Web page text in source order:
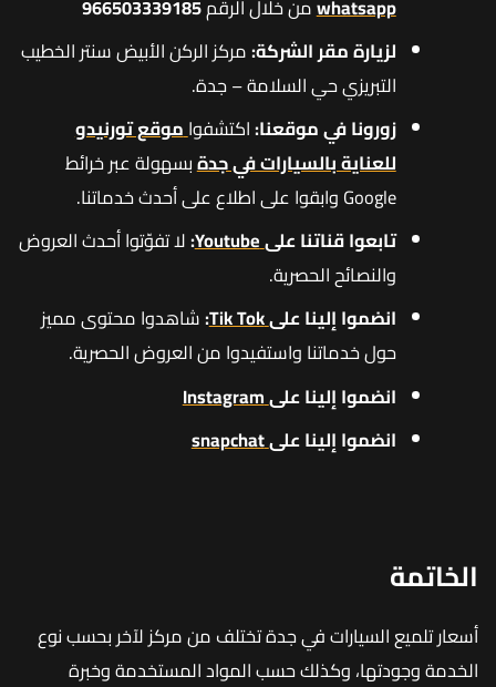
whatsappمن خلال الرقم966503339185
لزيارة مقر الشركة:مركز الركن الأبيض سنتر الخطيب
التبريزي حي السلامة – جدة.
زورونا في موقعنا:اكتشفواموقع تورنيدو
للعناية بالسيارات في جدةبسهولة عبر خرائط
Google وابقوا على اطلاع على أحدث خدماتنا.
تابعوا قناتنا علىYoutube
:لا تفوّتوا أحدث العروض
والنصائح الحصرية.
انضموا إلينا علىTik Tok
:شاهدوا محتوى مميز
حول خدماتنا واستفيدوا من العروض الحصرية.
انضموا إلينا علىInstagram
انضموا إلينا علىsnapchat
الخاتمة
أسعار تلميع السيارات في جدة تختلف من مركز لآخر بحسب نوع
الخدمة وجودتها، وكذلك حسب المواد المستخدمة وخبرة